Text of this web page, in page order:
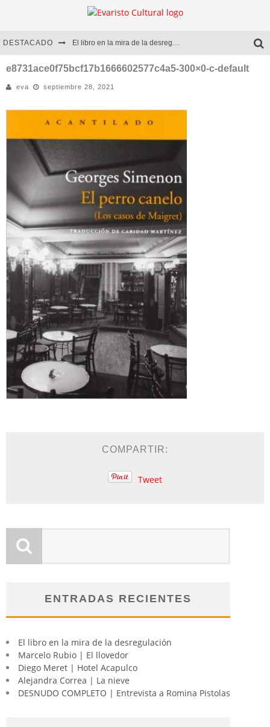
DESTACADO El libro en la mira de la desregulación
Marcelo Rubio | El llovedor
Diego Meret | Hotel Acapulco
e8731ace0f75bcf17b1666602577c4a5-300×0-c-default
eva septiembre 28, 2021
COMPARTIR:
Tweet
ENTRADAS RECIENTES
El libro en la mira de la desregulación
Marcelo Rubio | El llovedor
Diego Meret | Hotel Acapulco
Alejandra Correa | La nieve
DESNUDO COMPLETO | Entrevista a Romina Pistolas